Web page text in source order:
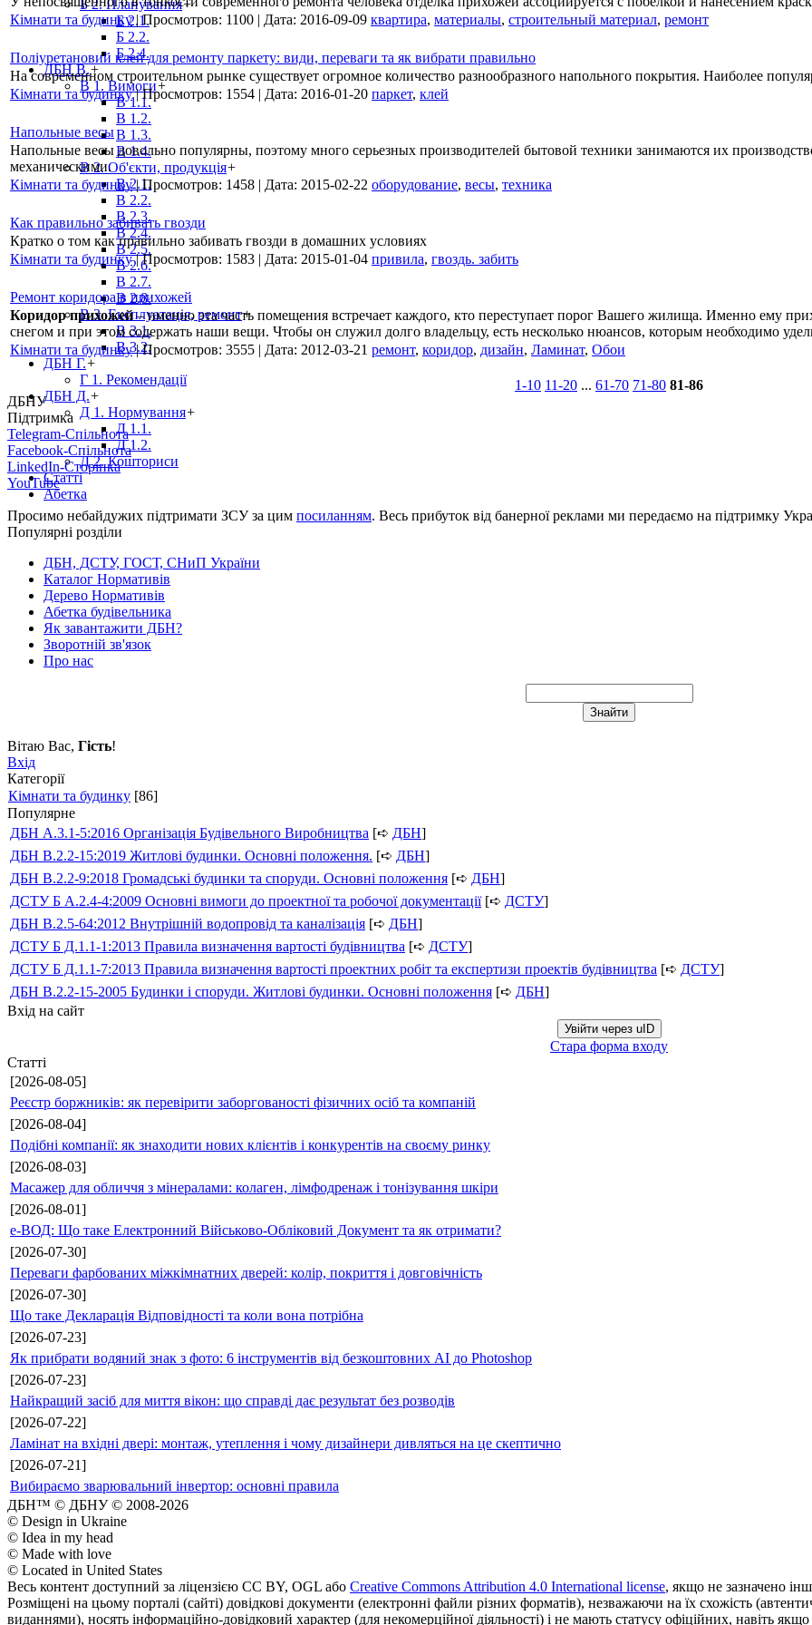
Б 2. Планування+
Б 2.1.
Б 2.2.
Б 2.4.
ДБН В.+
В 1. Вимоги+
В 1.1.
В 1.2.
В 1.3.
В 1.4.
В 2. Об'єкти, продукція+
В 2.1.
В 2.2.
В 2.3.
В 2.4.
В 2.5.
В 2.6.
В 2.7.
В 2.8.
В 3. Експлуатація, ремонт+
В 3.1.
В 3.2.
ДБН Г.+
Г 1. Рекомендації
ДБН Д.+
Д 1. Нормування+
Д 1.1.
Д 1.2.
Д 2. Кошториси
Статті
Абетка
Кімнати та будинку|Просмотров: 1100 | Дата: 2016-09-09 квартира, материалы, строительный материал, ремонт
Поліуретановий клей для ремонту паркету: види, переваги та як вибрати правильно
На современном строительном рынке существует огромное количество разнообразного напольного покрытия. Наиболее
Кімнати та будинку|Просмотров: 1554 | Дата: 2016-01-20 паркет, клей
Напольные весы
Напольные весы довольно популярны, поэтому много серьезных производителей бытовой техники занимаются их
механическими.
Кімнати та будинку|Просмотров: 1458 | Дата: 2015-02-22 оборудование, весы, техника
Как правильно забивать гвозди
Кратко о том как правильно забивать гвозди в домашних условиях
Кімнати та будинку|Просмотров: 1583 | Дата: 2015-01-04 привила, гвоздь. забить
Ремонт коридора в прихожей
Коридор прихожей– именно эта часть помещения встречает каждого, кто переступает порог Вашего жилища. Именно ему
снегом и при этом содержать наши вещи. Чтобы он служил долго владельцу, есть несколько нюансов, которым необходимо
Кімнати та будинку|Просмотров: 3555 | Дата: 2012-03-21 ремонт, коридор, дизайн, Ламинат, Обои
1-10 11-20 ... 61-70 71-80 81-86
ДБНУ
Підтримка
Telegram-Спільнота
Facebook-Спільнота
LinkedIn-Сторінка
YouTube
Просимо небайдужих підтримати ЗСУ за цим посиланням. Весь прибуток від банерної реклами ми передаємо на підтримку
Популярні розділи
ДБН, ДСТУ, ГОСТ, СНиП України
Каталог Нормативів
Дерево Нормативів
Абетка будівельника
Як завантажити ДБН?
Зворотній зв'язок
Про нас
Вітаю Вас, Гість!
Вхід
Категорії
Кімнати та будинку [86]
Популярне
ДБН А.3.1-5:2016 Організація Будівельного Виробництва [➪ ДБН]
ДБН В.2.2-15:2019 Житлові будинки. Основні положення. [➪ ДБН]
ДБН В.2.2-9:2018 Громадські будинки та споруди. Основні положення [➪ ДБН]
ДСТУ Б А.2.4-4:2009 Основні вимоги до проектної та робочої документації[➪ ДСТУ]
ДБН В.2.5-64:2012 Внутрішній водопровід та каналізація [➪ ДБН]
ДСТУ Б Д.1.1-1:2013 Правила визначення вартості будівництва [➪ ДСТУ]
ДСТУ Б Д.1.1-7:2013 Правила визначення вартості проектних робіт та експертизи проектів будівництва [➪ ДСТУ]
ДБН В.2.2-15-2005 Будинки і споруди. Житлові будинки. Основні положення [➪ ДБН]
Вхід на сайт
Увійти через uID
Стара форма входу
Статті
[2026-08-05]
Реєстр боржників: як перевірити заборгованості фізичних осіб та компаній
[2026-08-04]
Подібні компанії: як знаходити нових клієнтів і конкурентів на своєму ринку
[2026-08-03]
Масажер для обличчя з мінералами: колаген, лімфодренаж і тонізування шкіри
[2026-08-01]
е-ВОД: Що таке Електронний Військово-Обліковий Документ та як отримати?
[2026-07-30]
Переваги фарбованих міжкімнатних дверей: колір, покриття і довговічність
[2026-07-30]
Що таке Декларація Відповідності та коли вона потрібна
[2026-07-23]
Як прибрати водяний знак з фото: 6 інструментів від безкоштовних AI до Photoshop
[2026-07-23]
Найкращий засіб для миття вікон: що справді дає результат без розводів
[2026-07-22]
Ламінат на вхідні двері: монтаж, утеплення і чому дизайнери дивляться на це скептично
[2026-07-21]
Вибираємо зварювальний інвертор: основні правила
ДБН™ © ДБНУ © 2008-2026
© Design in Ukraine
© Idea in my head
© Made with love
© Located in United States
Весь контент доступний за ліцензією CC BY, OGL або Creative Commons Attribution 4.0 International license, якщо не зазначено
Розміщені на цьому порталі (сайті) довідкові документи (електронні файли різних форматів), незважаючи на їх схожість
виданнями), носять інформаційно-довідковий характер (для некомерційної діяльності) і не мають статусу офіційних, навіть якщо